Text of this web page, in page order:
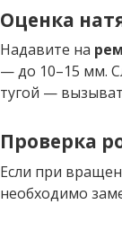
Оценка
Надавите на
— до 10–15 мм.
тугой —
Проверка
Если при
необходимо